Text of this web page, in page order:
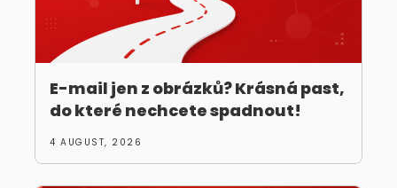
E-mail jen z obrázků? Krásná past,
do které nechcete spadnout!
4 AUGUST, 2026